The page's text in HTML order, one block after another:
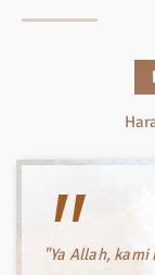
"
"Ya Allah,